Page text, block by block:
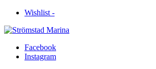
Wishlist -
Facebook
Instagram